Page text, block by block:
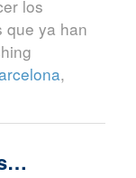
los
que ya han
,